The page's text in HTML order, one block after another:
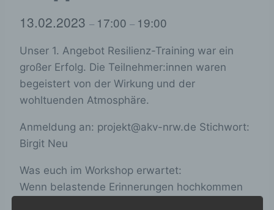
13.02.2023 – 17:00 – 19:00
Unser 1. Angebot Resilienz-Training war ein
großer Erfolg. Die Teilnehmer:innen waren
begeistert von der Wirkung und der
wohltuenden Atmosphäre.
Anmeldung an: projekt@akv-nrw.de Stichwort:
Birgit Neu
Was euch im Workshop erwartet:
Wenn belastende Erinnerungen hochkommen